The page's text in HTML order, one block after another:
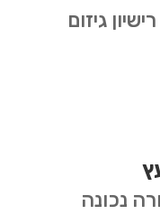
גיזום
נכונה